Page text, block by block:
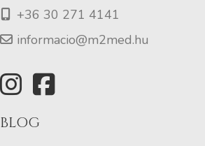
+36 30 271 4141
informacio@m2med.hu
BLOG